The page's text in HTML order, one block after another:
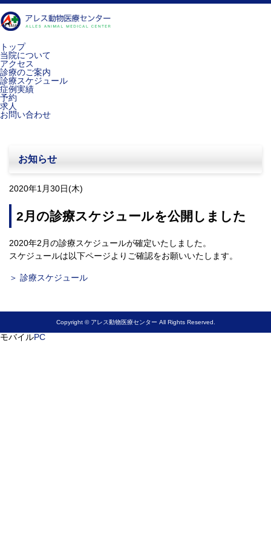
トップ
当院について
アクセス
診療のご案内
診療スケジュール
症例実績
予約
求人
お問い合わせ
お知らせ
2020年1月30日(木)
2月の診療スケジュールを公開しました
2020年2月の診療スケジュールが確定いたしました。
スケジュールは以下ページよりご確認をお願いいたします。
＞ 診療スケジュール
Copyright © アレス動物医療センター All Rights Reserved.
モバイルPC